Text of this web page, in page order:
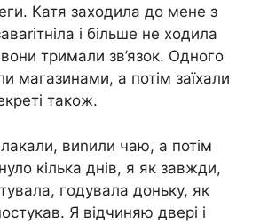
Катя заходила до мене з
і більше не ходила
тримали зв’язок. Одного
магазинами, а потім заїхали
також.
виnили чаю, а потім
кілька днів, я як завжди,
годувала доньку, як
Я відчиняю двері і